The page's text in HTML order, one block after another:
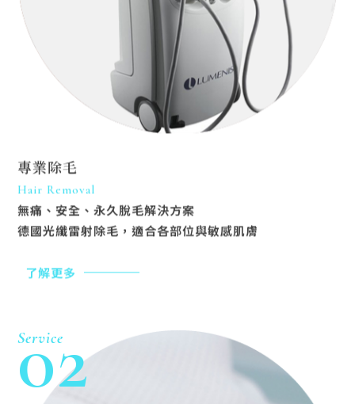
專業除毛
Hair Removal
無痛、安全、永久脫毛解決方案
德國光纖雷射除毛，適合各部位與敏感肌膚
了解更多
Service
02